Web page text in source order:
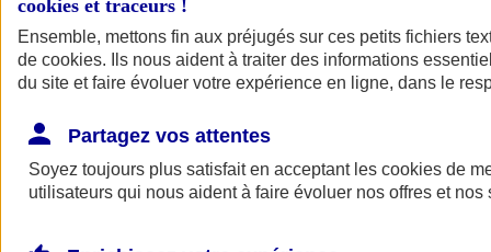
cookies et traceurs !
Ensemble, mettons fin aux préjugés sur ces petits fichiers
de cookies. Ils nous aident à traiter des informations
du site et faire évoluer votre expérience en ligne, dans le
Partagez vos attentes
Soyez toujours plus satisfait en acceptant les cookies de
utilisateurs qui nous aident à faire évoluer nos offres et nos